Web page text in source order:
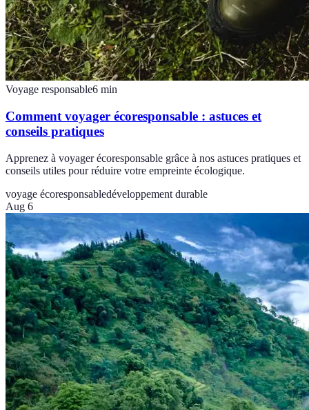
Voyage responsable6 min
Comment voyager écoresponsable : astuces et
conseils pratiques
Apprenez à voyager écoresponsable grâce à nos astuces pratiques et
conseils utiles pour réduire votre empreinte écologique.
voyage écoresponsabledéveloppement durable
Aug 6